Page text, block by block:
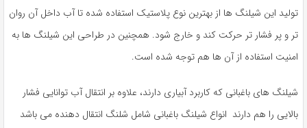
بگذارید.
کپی
تولید این شیلنگ ها از بهترین نوع پلاستیک استفاده شده تا آب داخل آن روان
تر و پر فشار تر حرکت کند و خارج شود. همچنین در طراحی این شیلنگ ها به
امنیت استفاده از آن ها هم توجه شده است.
شیلنگ های باغبانی که کاربرد آبیاری دارند، علاوه بر انتقال آب توانایی فشار
بالایی را هم دارند انواع شیلنگ باغبانی شامل شلنگ انتقال دهنده می باشد